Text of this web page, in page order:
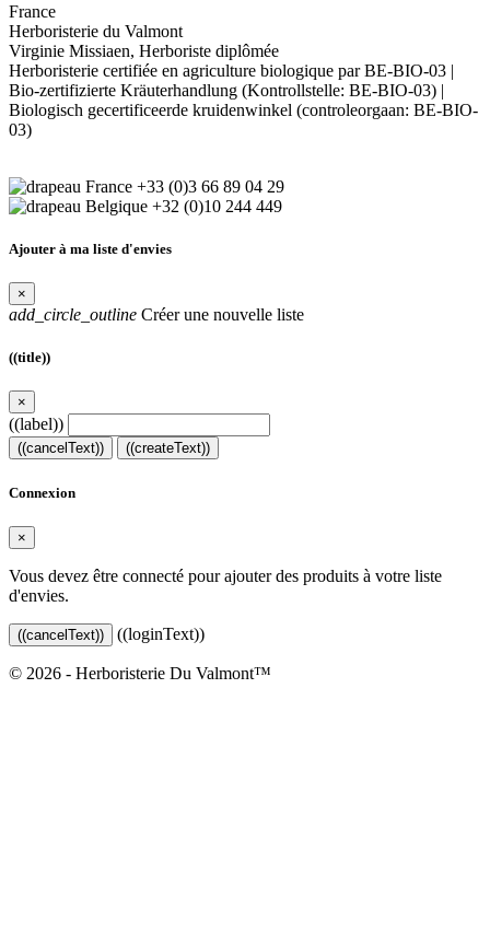
France
Herboristerie du Valmont
Virginie Missiaen, Herboriste diplômée
Herboristerie certifiée en agriculture biologique par BE-BIO-03 |
Bio-zertifizierte Kräuterhandlung (Kontrollstelle: BE-BIO-03) |
Biologisch gecertificeerde kruidenwinkel (controleorgaan: BE-BIO-
03)
+33 (0)3 66 89 04 29
+32 (0)10 244 449
Ajouter à ma liste d'envies
×
add_circle_outline Créer une nouvelle liste
((title))
×
((label))
((cancelText)) ((createText))
Connexion
×
Vous devez être connecté pour ajouter des produits à votre liste
d'envies.
((cancelText)) ((loginText))
© 2026 - Herboristerie Du Valmont™